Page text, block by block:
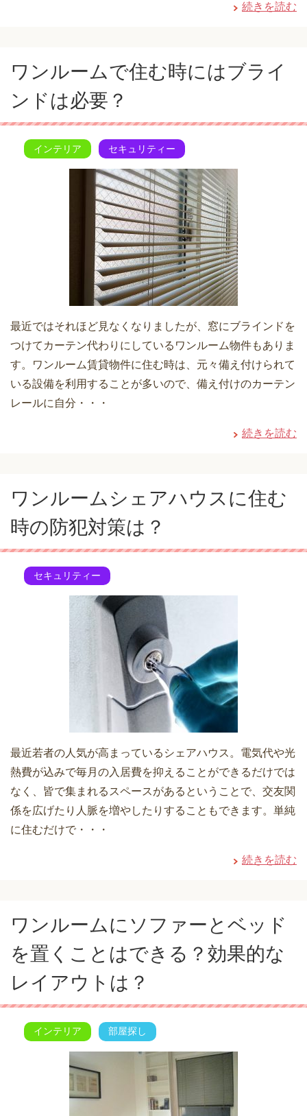
続きを読む
ワンルームで住む時にはブライ
ンドは必要？
インテリア セキュリティー
最近ではそれほど見なくなりましたが、窓にブラインドを
つけてカーテン代わりにしているワンルーム物件もありま
す。ワンルーム賃貸物件に住む時は、元々備え付けられて
いる設備を利用することが多いので、備え付けのカーテン
レールに自分・・・
続きを読む
ワンルームシェアハウスに住む
時の防犯対策は？
セキュリティー
最近若者の人気が高まっているシェアハウス。電気代や光
熱費が込みで毎月の入居費を抑えることができるだけでは
なく、皆で集まれるスペースがあるということで、交友関
係を広げたり人脈を増やしたりすることもできます。単純
に住むだけで・・・
続きを読む
ワンルームにソファーとベッド
を置くことはできる？効果的な
レイアウトは？
インテリア 部屋探し